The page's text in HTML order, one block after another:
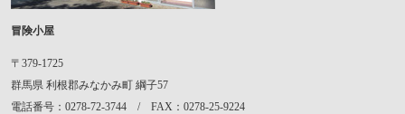
冒険小屋
〒379-1725
群馬県 利根郡みなかみ町 綱子57
電話番号：0278-72-3744 / FAX：0278-25-9224